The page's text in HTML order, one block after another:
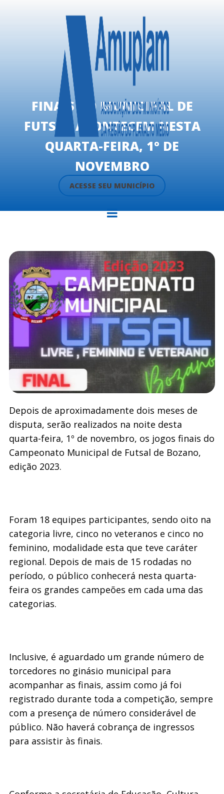
ACESSE SEU MUNICÍPIO
FINAIS DO MUNICIPAL DE
FUTSAL ACONTECEM NESTA
QUARTA-FEIRA, 1º DE
NOVEMBRO
Depois de aproximadamente dois meses de
disputa, serão realizados na noite desta
quarta-feira, 1º de novembro, os jogos finais do
Campeonato Municipal de Futsal de Bozano,
edição 2023.
Foram 18 equipes participantes, sendo oito na
categoria livre, cinco no veteranos e cinco no
feminino, modalidade esta que teve caráter
regional. Depois de mais de 15 rodadas no
período, o público conhecerá nesta quarta-
feira os grandes campeões em cada uma das
categorias.
Inclusive, é aguardado um grande número de
torcedores no ginásio municipal para
acompanhar as finais, assim como já foi
registrado durante toda a competição, sempre
com a presença de número considerável de
público. Não haverá cobrança de ingressos
para assistir às finais.